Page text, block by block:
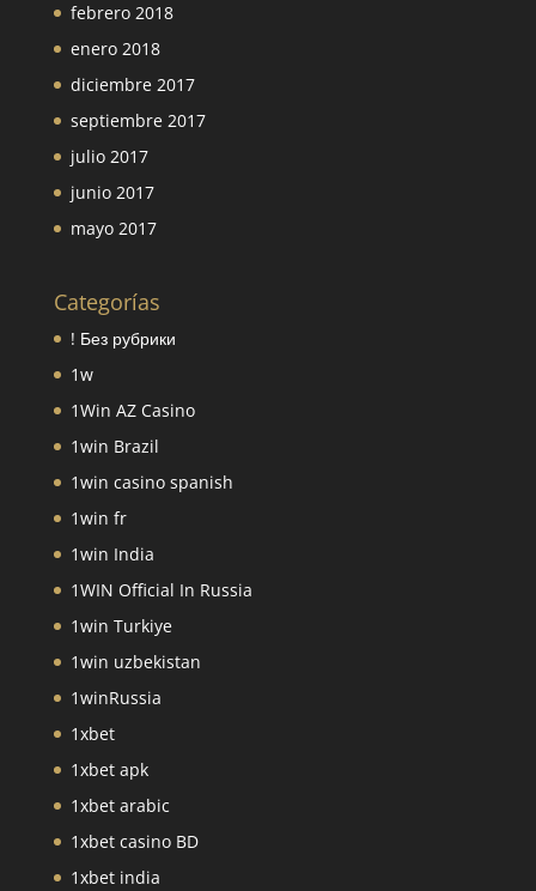
febrero 2018
enero 2018
diciembre 2017
septiembre 2017
julio 2017
junio 2017
mayo 2017
Categorías
! Без рубрики
1w
1Win AZ Casino
1win Brazil
1win casino spanish
1win fr
1win India
1WIN Official In Russia
1win Turkiye
1win uzbekistan
1winRussia
1xbet
1xbet apk
1xbet arabic
1xbet casino BD
1xbet india